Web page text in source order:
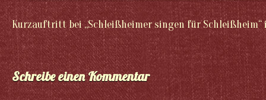
Kurzauftritt bei „Schleißheimer singen für Schleißheim“
Schreibe einen Kommentar